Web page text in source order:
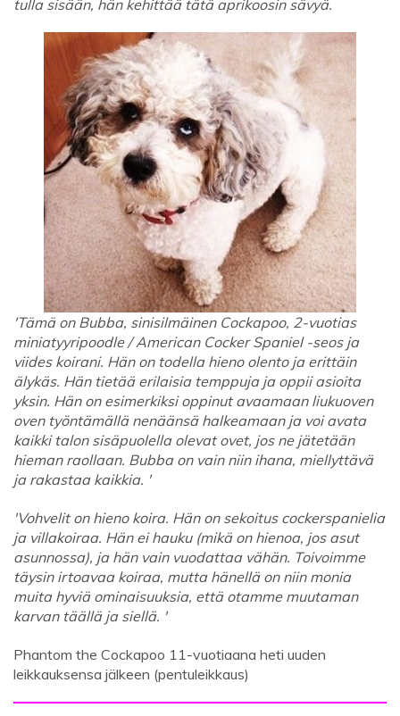
tulla sisään, hän kehittää tätä aprikoosin sävyä.
'Tämä on Bubba, sinisilmäinen Cockapoo, 2-vuotias
miniatyyripoodle / American Cocker Spaniel -seos ja
viides koirani. Hän on todella hieno olento ja erittäin
älykäs. Hän tietää erilaisia ​​temppuja ja oppii asioita
yksin. Hän on esimerkiksi oppinut avaamaan liukuoven
oven työntämällä nenäänsä halkeamaan ja voi avata
kaikki talon sisäpuolella olevat ovet, jos ne jätetään
hieman raollaan. Bubba on vain niin ihana, miellyttävä
ja rakastaa kaikkia. '
'Vohvelit on hieno koira. Hän on sekoitus cockerspanielia
ja villakoiraa. Hän ei hauku (mikä on hienoa, jos asut
asunnossa), ja hän vain vuodattaa vähän. Toivoimme
täysin irtoavaa koiraa, mutta hänellä on niin monia
muita hyviä ominaisuuksia, että otamme muutaman
karvan täällä ja siellä. '
Phantom the Cockapoo 11-vuotiaana heti uuden
leikkauksensa jälkeen (pentuleikkaus)